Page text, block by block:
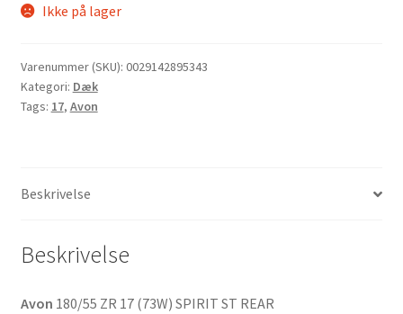
Ikke på lager
Varenummer (SKU): 0029142895343
Kategori: Dæk
Tags: 17, Avon
Beskrivelse
Beskrivelse
Avon 180/55 ZR 17 (73W) SPIRIT ST REAR